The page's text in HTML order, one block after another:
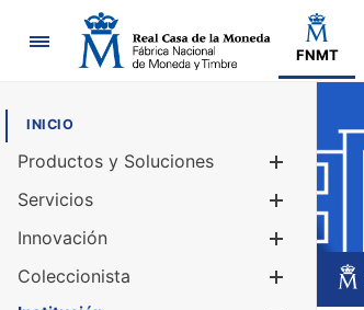
Navegación
FNMT
INICIO
Productos y Soluciones
Servicios
Innovación
Coleccionista